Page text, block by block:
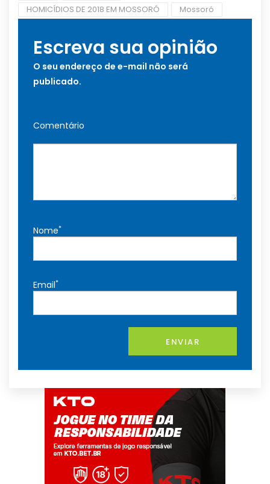
HOMICÍDIOS DE 2018 EM MOSSORÓ
Mossoró
Escreva sua opinião
O seu endereço de e-mail não será
publicado.
Comentário
Nome*
Email*
ENVIAR